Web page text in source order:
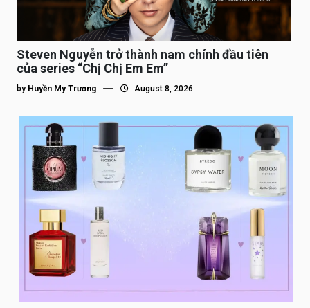
Steven Nguyễn trở thành nam chính đầu tiên
của series “Chị Chị Em Em”
by Huyền My Trương August 8, 2026